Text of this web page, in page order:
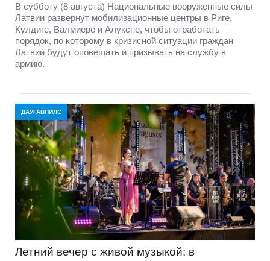
В субботу (8 августа) Национальные вооружённые силы
Латвии развернут мобилизационные центры в Риге,
Кулдиге, Валмиере и Алуксне, чтобы отработать
порядок, по которому в кризисной ситуации граждан
Латвии будут оповещать и призывать на службу в
армию.
ДАУГАВПИЛС
Летний вечер с живой музыкой: в